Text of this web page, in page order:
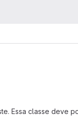
Essa classe deve